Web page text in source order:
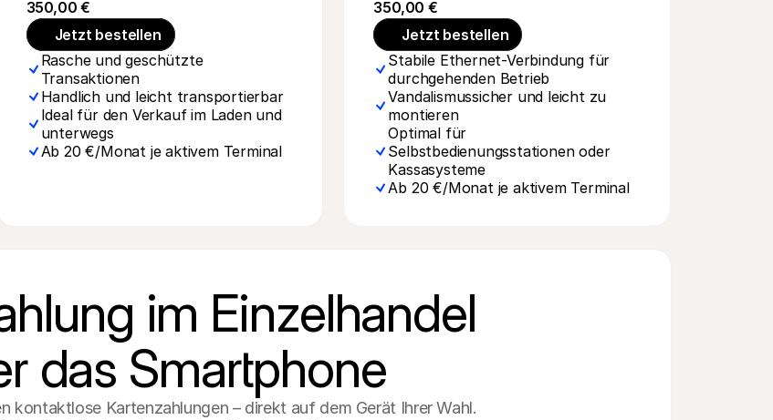
350,00 €
Jetzt bestellen
Rasche und geschützte
Transaktionen
Handlich und leicht transportierbar
Ideal für den Verkauf im Laden und
unterwegs
Ab 20 €/Monat je aktivem Terminal
350,00 €
Jetzt bestellen
Stabile Ethernet-Verbindung für
durchgehenden Betrieb
Vandalismussicher und leicht zu
montieren
Optimal für
Selbstbedienungsstationen oder
Kassasysteme
Ab 20 €/Monat je aktivem Terminal
im Einzelhandel
das Smartphone
kontaktlose Kartenzahlungen – direkt auf dem Gerät Ihrer Wahl.